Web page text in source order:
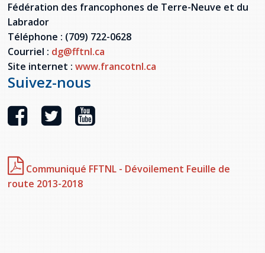
Fédération des francophones de Terre-Neuve et du
Labrador
Téléphone : (709) 722-0628
Courriel : dg@fftnl.ca
Site internet : www.francotnl.ca
Suivez-nous
Communiqué FFTNL - Dévoilement Feuille de
route 2013-2018